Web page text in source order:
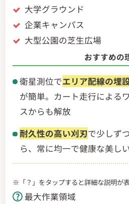
大学グラウンド
企業キャンパス
大型公園の芝生広場
おすすめの
衛星測位でエリア配線の埋
が簡単。カート走行による
スからも解放
耐久性の高い刈刃で少しず
ら、常に均一で健康な美し
※「？」をタップすると詳細な説明が
最大作業領域